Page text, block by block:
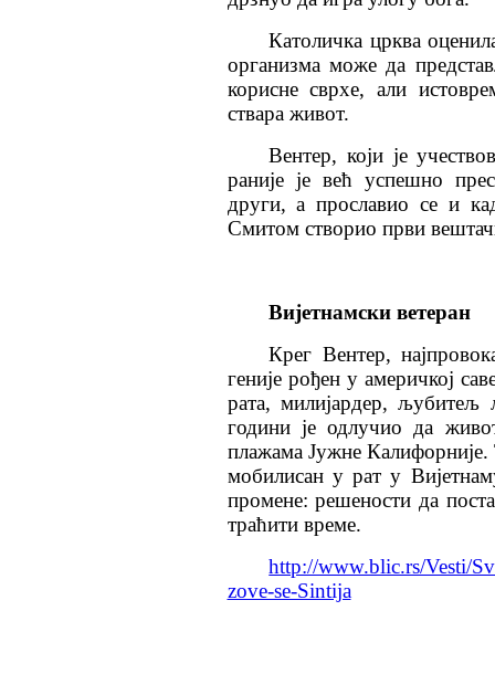
Католичка црква
организма може да
корисне сврхе, али
ствара живот.
Вентер, који је
раније је већ успешно
други, а прославио се и
Смитом створио први
Вијетнамски ветеран
Крег Вентер,
геније рођен у америчкој
рата, милијардер, љубитељ
години је одлучио да
плажама Јужне Калифорније.
мобилисан у рат у
промене: решености да
траћити време.
http://www.blic.rs/Vesti/
zove-se-Sintija